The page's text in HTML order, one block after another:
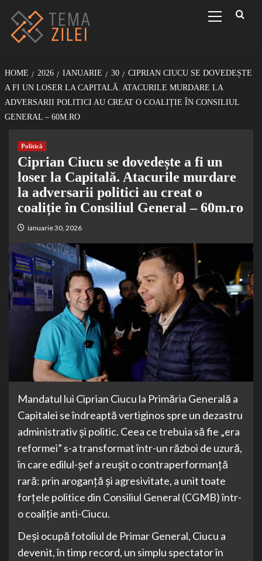
conținut
Menu
HOME 2026 IANUARIE 30
CIPRIAN CIUCU SE DOVEDEȘTE
A FI UN LOSER LA CAPITALĂ. ATACURILE MURDARE LA
ADVERSARII POLITICI AU CREAT O COALIȚIE ÎN CONSILIUL
GENERAL – 60M.RO
Politică
Ciprian Ciucu se dovedește a fi un
loser la Capitală. Atacurile murdare
la adversarii politici au creat o
coaliție în Consiliul General – 60m.ro
ianuarie 30, 2026
Mandatul lui Ciprian Ciucu la Primăria Generală a
Capitalei se îndreaptă vertiginos spre un dezastru
administrativ și politic. Ceea ce trebuia să fie „era
reformei” s-a transformat într-un război de uzură,
în care edilul-șef a reușit o contraperformanță
rară: prin aroganță și agresivitate, a unit toate
forțele politice din Consiliul General (CGMB) într-
o coaliție anti-Ciucu.
Deși ocupă fotoliul de Primar General, Ciucu a
devenit, în timp record, un simplu spectator în